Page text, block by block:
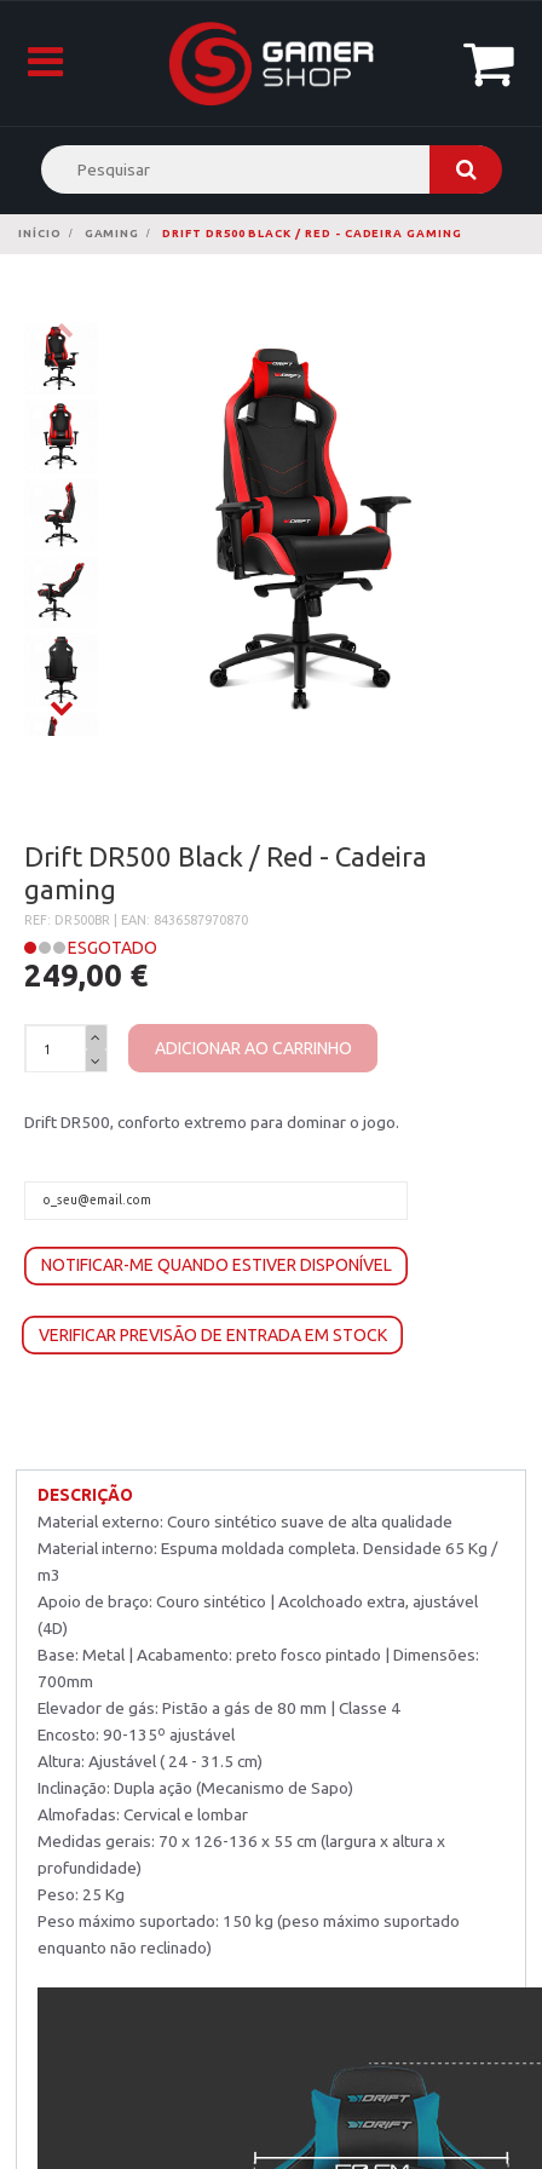
INÍCIO GAMING DRIFT DR500 BLACK / RED - CADEIRA GAMING
Drift DR500 Black / Red - Cadeira
gaming
REF: DR500BR | EAN: 8436587970870
ESGOTADO
249,00 €
ADICIONAR AO CARRINHO
Drift DR500, conforto extremo para dominar o jogo.
NOTIFICAR-ME QUANDO ESTIVER DISPONÍVEL
VERIFICAR PREVISÃO DE ENTRADA EM STOCK
DESCRIÇÃO
Material externo: Couro sintético suave de alta qualidade
Material interno: Espuma moldada completa. Densidade 65 Kg /
m3
Apoio de braço: Couro sintético | Acolchoado extra, ajustável
(4D)
Base: Metal | Acabamento: preto fosco pintado | Dimensões:
700mm
Elevador de gás: Pistão a gás de 80 mm | Classe 4
Encosto: 90-135º ajustável
Altura: Ajustável ( 24 - 31.5 cm)
Inclinação: Dupla ação (Mecanismo de Sapo)
Almofadas: Cervical e lombar
Medidas gerais: 70 x 126-136 x 55 cm (largura x altura x
profundidade)
Peso: 25 Kg
Peso máximo suportado: 150 kg (peso máximo suportado
enquanto não reclinado)